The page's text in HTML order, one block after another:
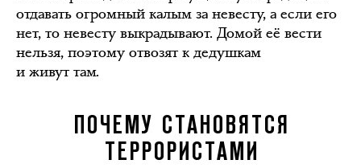
отдавать огромный калым за невесту, а если его
нет, то невесту выкрадывают. Домой её вести
нельзя, поэтому отвозят к дедушкам
и живут там.
ПОЧЕМУ СТАНОВЯТСЯ
ТЕРРОРИСТАМИ